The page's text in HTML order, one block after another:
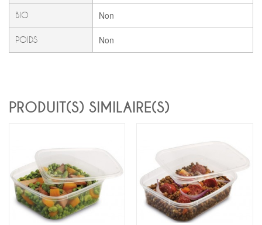
BIO Non
POIDS Non
PRODUIT(S) SIMILAIRE(S)